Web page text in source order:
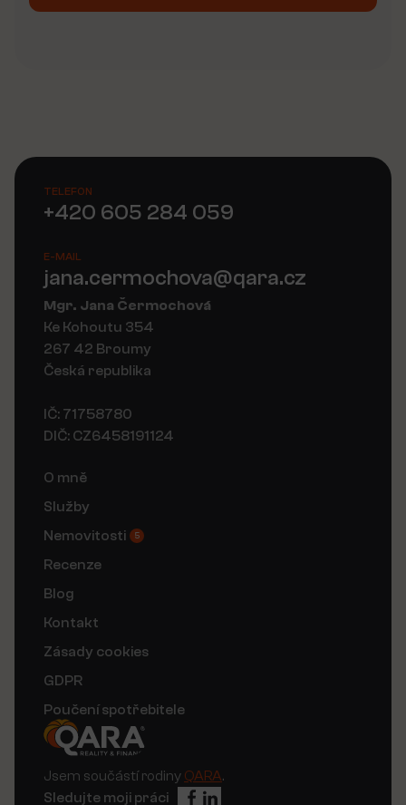
TELEFON
+420 605 284 059
E-MAIL
jana.cermochova@qara.cz
Mgr. Jana Čermochová
Ke Kohoutu 354
267 42 Broumy
Česká republika
IČ: 71758780
DIČ: CZ6458191124
O mně
Služby
Nemovitosti
5
Recenze
Blog
Kontakt
Zásady cookies
GDPR
Poučení spotřebitele
Jsem součástí rodiny QARA.
Sledujte moji práci